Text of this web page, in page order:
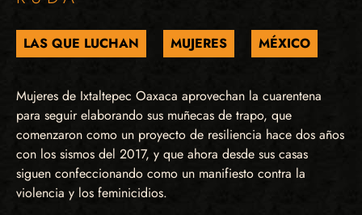
LAS QUE LUCHAN MUJERES MÉXICO
Mujeres de Ixtaltepec Oaxaca aprovechan la cuarentena
para seguir elaborando sus muñecas de trapo, que
comenzaron como un proyecto de resiliencia hace dos años
con los sismos del 2017, y que ahora desde sus casas
siguen confeccionando como un manifiesto contra la
violencia y los feminicidios.